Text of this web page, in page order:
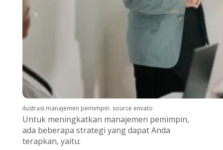
ilustrasi manajemen pemimpin. source envato
Untuk meningkatkan manajemen pemimpin,
ada beberapa strategi yang dapat Anda
terapkan, yaitu: